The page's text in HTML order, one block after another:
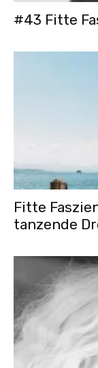
#43 Fitte
Fitte
tanzende